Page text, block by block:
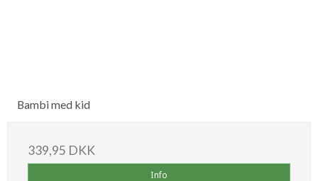
Bambi med kid
339,95 DKK
Info